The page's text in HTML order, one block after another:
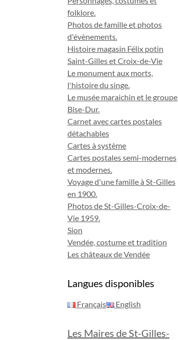
folklore.
Photos de famille et photos
d'évènements.
Histoire magasin Félix potin
Saint-Gilles et Croix-de-Vie
Le monument aux morts,
l'histoire du singe.
Le musée maraichin et le groupe
Bise-Dur.
Carnet avec cartes postales
détachables
Cartes à système
Cartes postales semi-modernes
et modernes.
Voyage d'une famille à St-Gilles
en 1900.
Photos de St-Gilles-Croix-de-
Vie 1959.
Sion
Vendée, costume et tradition
Les châteaux de Vendée
Langues disponibles
Français English
Les Maires de St-Gilles-